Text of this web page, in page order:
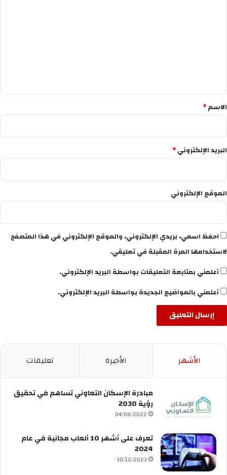
*
الاسم*
البريد الإلكتروني*
الموقع الإلكتروني
احفظ اسمي، بريدي الإلكتروني، والموقع الإلكتروني في هذا المتصفح
لاستخدامها المرة المقبلة في تعليقي.
أعلمني بمتابعة التعليقات بواسطة البريد الإلكتروني.
أعلمني بالمواضيع الجديدة بواسطة البريد الإلكتروني.
الأشهر الأخيرة تعليقات
مبادرة الإسكان التعاوني تساهم في تحقيق
رؤية 2030
04/08/2022
تعرف على أشهر 10 ألعاب مجانية في عام
2024
30/12/2023